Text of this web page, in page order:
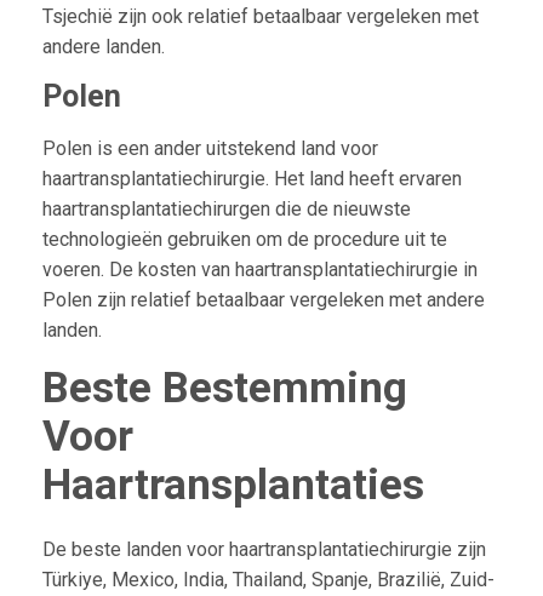
Tsjechië zijn ook relatief betaalbaar vergeleken met
andere landen.
Polen
Polen is een ander uitstekend land voor
haartransplantatiechirurgie. Het land heeft ervaren
haartransplantatiechirurgen die de nieuwste
technologieën gebruiken om de procedure uit te
voeren. De kosten van haartransplantatiechirurgie in
Polen zijn relatief betaalbaar vergeleken met andere
landen.
Beste Bestemming
Voor
Haartransplantaties
De beste landen voor haartransplantatiechirurgie zijn
Türkiye, Mexico, India, Thailand, Spanje, Brazilië, Zuid-